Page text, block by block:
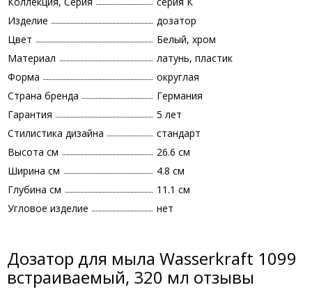
Изделие
дозатор
Цвет
Белый, хром
Материал
латунь, пластик
Форма
округлая
Страна бренда
Германия
Гарантия
5 лет
Стилистика дизайна
стандарт
Высота см
26.6 см
Ширина см
4.8 см
Глубина см
11.1 см
Угловое изделие
нет
Дозатор для мыла Wasserkraft 1099
встраиваемый, 320 мл отзывы